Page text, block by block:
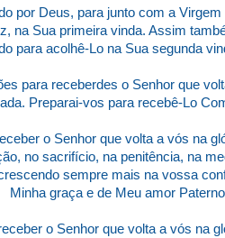
por Deus, para junto com a
na Sua primeira vinda. Assim
para acolhê-Lo na Sua segunda
para receberdes o Senhor que
Preparai-vos para recebê-Lo
o Senhor que volta a vós na
no sacrifício, na penitência, na
sempre mais na vossa
Minha graça e de Meu amor
o Senhor que volta a vós na